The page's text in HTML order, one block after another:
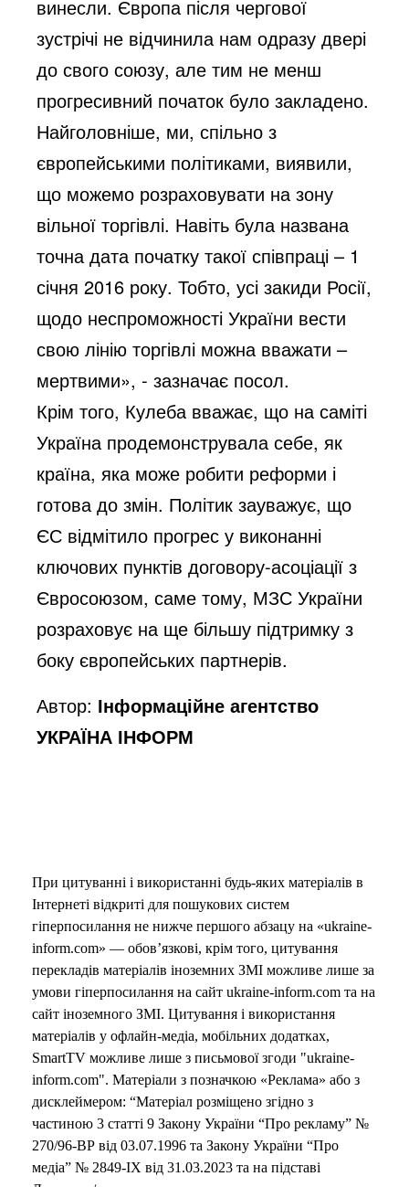
винесли. Європа після чергової
зустрічі не відчинила нам одразу двері
до свого союзу, але тим не менш
прогресивний початок було закладено.
Найголовніше, ми, спільно з
європейськими політиками, виявили,
що можемо розраховувати на зону
вільної торгівлі. Навіть була названа
точна дата початку такої співпраці – 1
січня 2016 року. Тобто, усі закиди Росії,
щодо неспроможності України вести
свою лінію торгівлі можна вважати –
мертвими», - зазначає посол.
Крім того, Кулеба вважає, що на саміті
Україна продемонструвала себе, як
країна, яка може робити реформи і
готова до змін. Політик зауважує, що
ЄС відмітило прогрес у виконанні
ключових пунктів договору-асоціації з
Євросоюзом, саме тому, МЗС України
розраховує на ще більшу підтримку з
боку європейських партнерів.
Автор: Інформаційне агентство
УКРАЇНА ІНФОРМ
При цитуванні і використанні будь-яких матеріалів в
Інтернеті відкриті для пошукових систем
гіперпосилання не нижче першого абзацу на «ukraine-
inform.com» — обов’язкові, крім того, цитування
перекладів матеріалів іноземних ЗМІ можливе лише за
умови гіперпосилання на сайт ukraine-inform.com та на
сайт іноземного ЗМІ. Цитування і використання
матеріалів у офлайн-медіа, мобільних додатках,
SmartTV можливе лише з письмової згоди "ukraine-
inform.com". Матеріали з позначкою «Реклама» або з
дисклеймером: “Матеріал розміщено згідно з
частиною 3 статті 9 Закону України “Про рекламу” №
270/96-ВР від 03.07.1996 та Закону України “Про
медіа” № 2849-IX від 31.03.2023 та на підставі